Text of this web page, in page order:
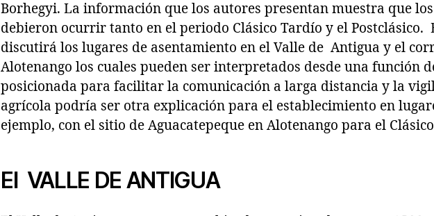
Borhegyi. La información que los autores presentan muestra que
debieron ocurrir tanto en el periodo Clásico Tardío y el Postclásico.
discutirá los lugares de asentamiento en el Valle de Antigua y el
Alotenango los cuales pueden ser interpretados desde una función
posicionada para facilitar la comunicación a larga distancia y la
agrícola podría ser otra explicación para el establecimiento en
ejemplo, con el sitio de Aguacatepeque en Alotenango para el
El VALLE DE ANTIGUA